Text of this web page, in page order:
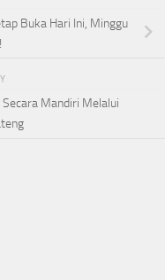
Buka Hari Ini, Minggu
Mandiri Melalui